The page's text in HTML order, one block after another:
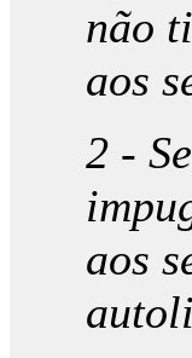
não
aos
2 -
aos